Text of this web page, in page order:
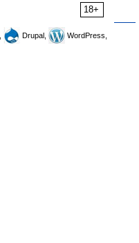
18+
Drupal,
WordPress,